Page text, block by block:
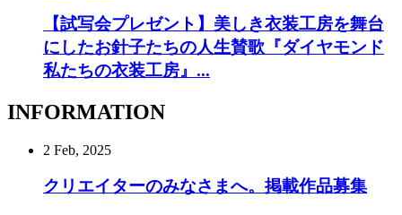
【試写会プレゼント】美しき衣装工房を舞台
にしたお針子たちの人生賛歌『ダイヤモンド
私たちの衣装工房』...
INFORMATION
2 Feb, 2025
クリエイターのみなさまへ。掲載作品募集